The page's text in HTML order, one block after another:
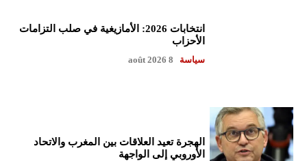
انتخابات 2026: الأمازيغية في صلب التزامات
الأحزاب
سياسة 8 août 2026
الهجرة تعيد العلاقات بين المغرب والاتحاد
الأوروبي إلى الواجهة